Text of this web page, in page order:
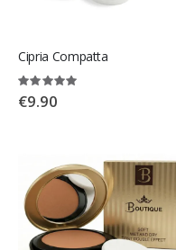
Cipria Compatta
Rating:
100%
€9.90